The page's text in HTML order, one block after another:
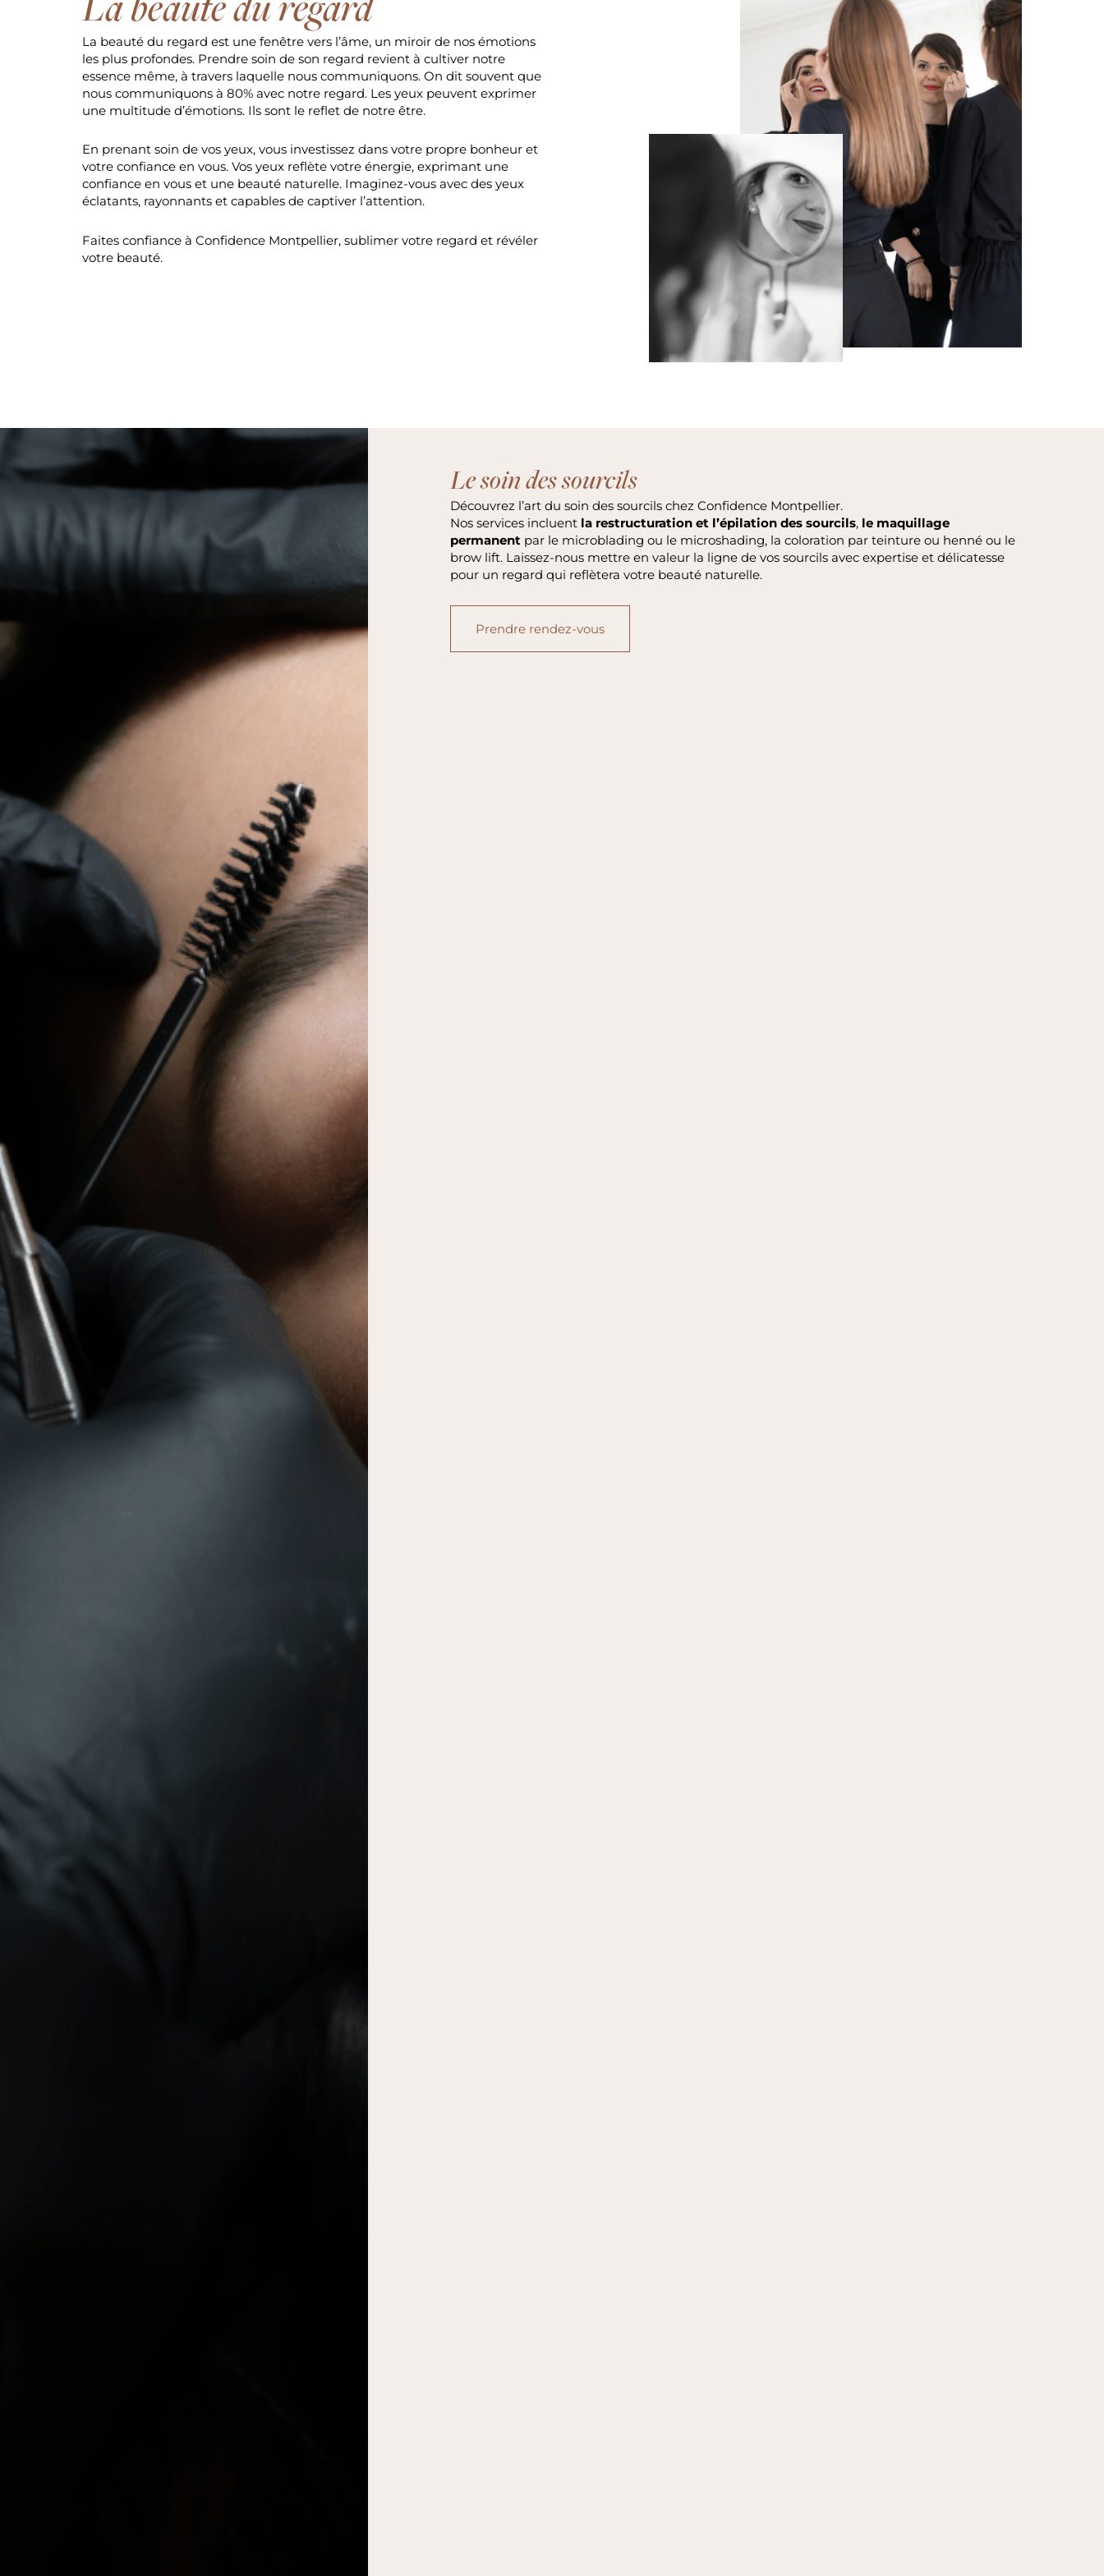
La beauté du regard est une fenêtre vers l’âme, un miroir de nos émotions
les plus profondes. Prendre soin de son regard revient à cultiver notre
essence même, à travers laquelle nous communiquons. On dit souvent que
nous communiquons à 80% avec notre regard. Les yeux peuvent exprimer
une multitude d’émotions. Ils sont le reflet de notre être.
En prenant soin de vos yeux, vous investissez dans votre propre bonheur et
votre confiance en vous. Vos yeux reflète votre énergie, exprimant une
confiance en vous et une beauté naturelle. Imaginez-vous avec des yeux
éclatants, rayonnants et capables de captiver l’attention.
Faites confiance à Confidence Montpellier, sublimer votre regard et révéler
votre beauté.
Le soin des sourcils
Découvrez l’art du soin des sourcils chez Confidence Montpellier.
Nos services incluent la restructuration et l’épilation des sourcils, le maquillage
permanentpar le microblading ou le microshading, la coloration par teinture ou henné ou le
brow lift. Laissez-nous mettre en valeur la ligne de vos sourcils avec expertise et délicatesse
pour un regard qui reflètera votre beauté naturelle.
Prendre rendez-vous